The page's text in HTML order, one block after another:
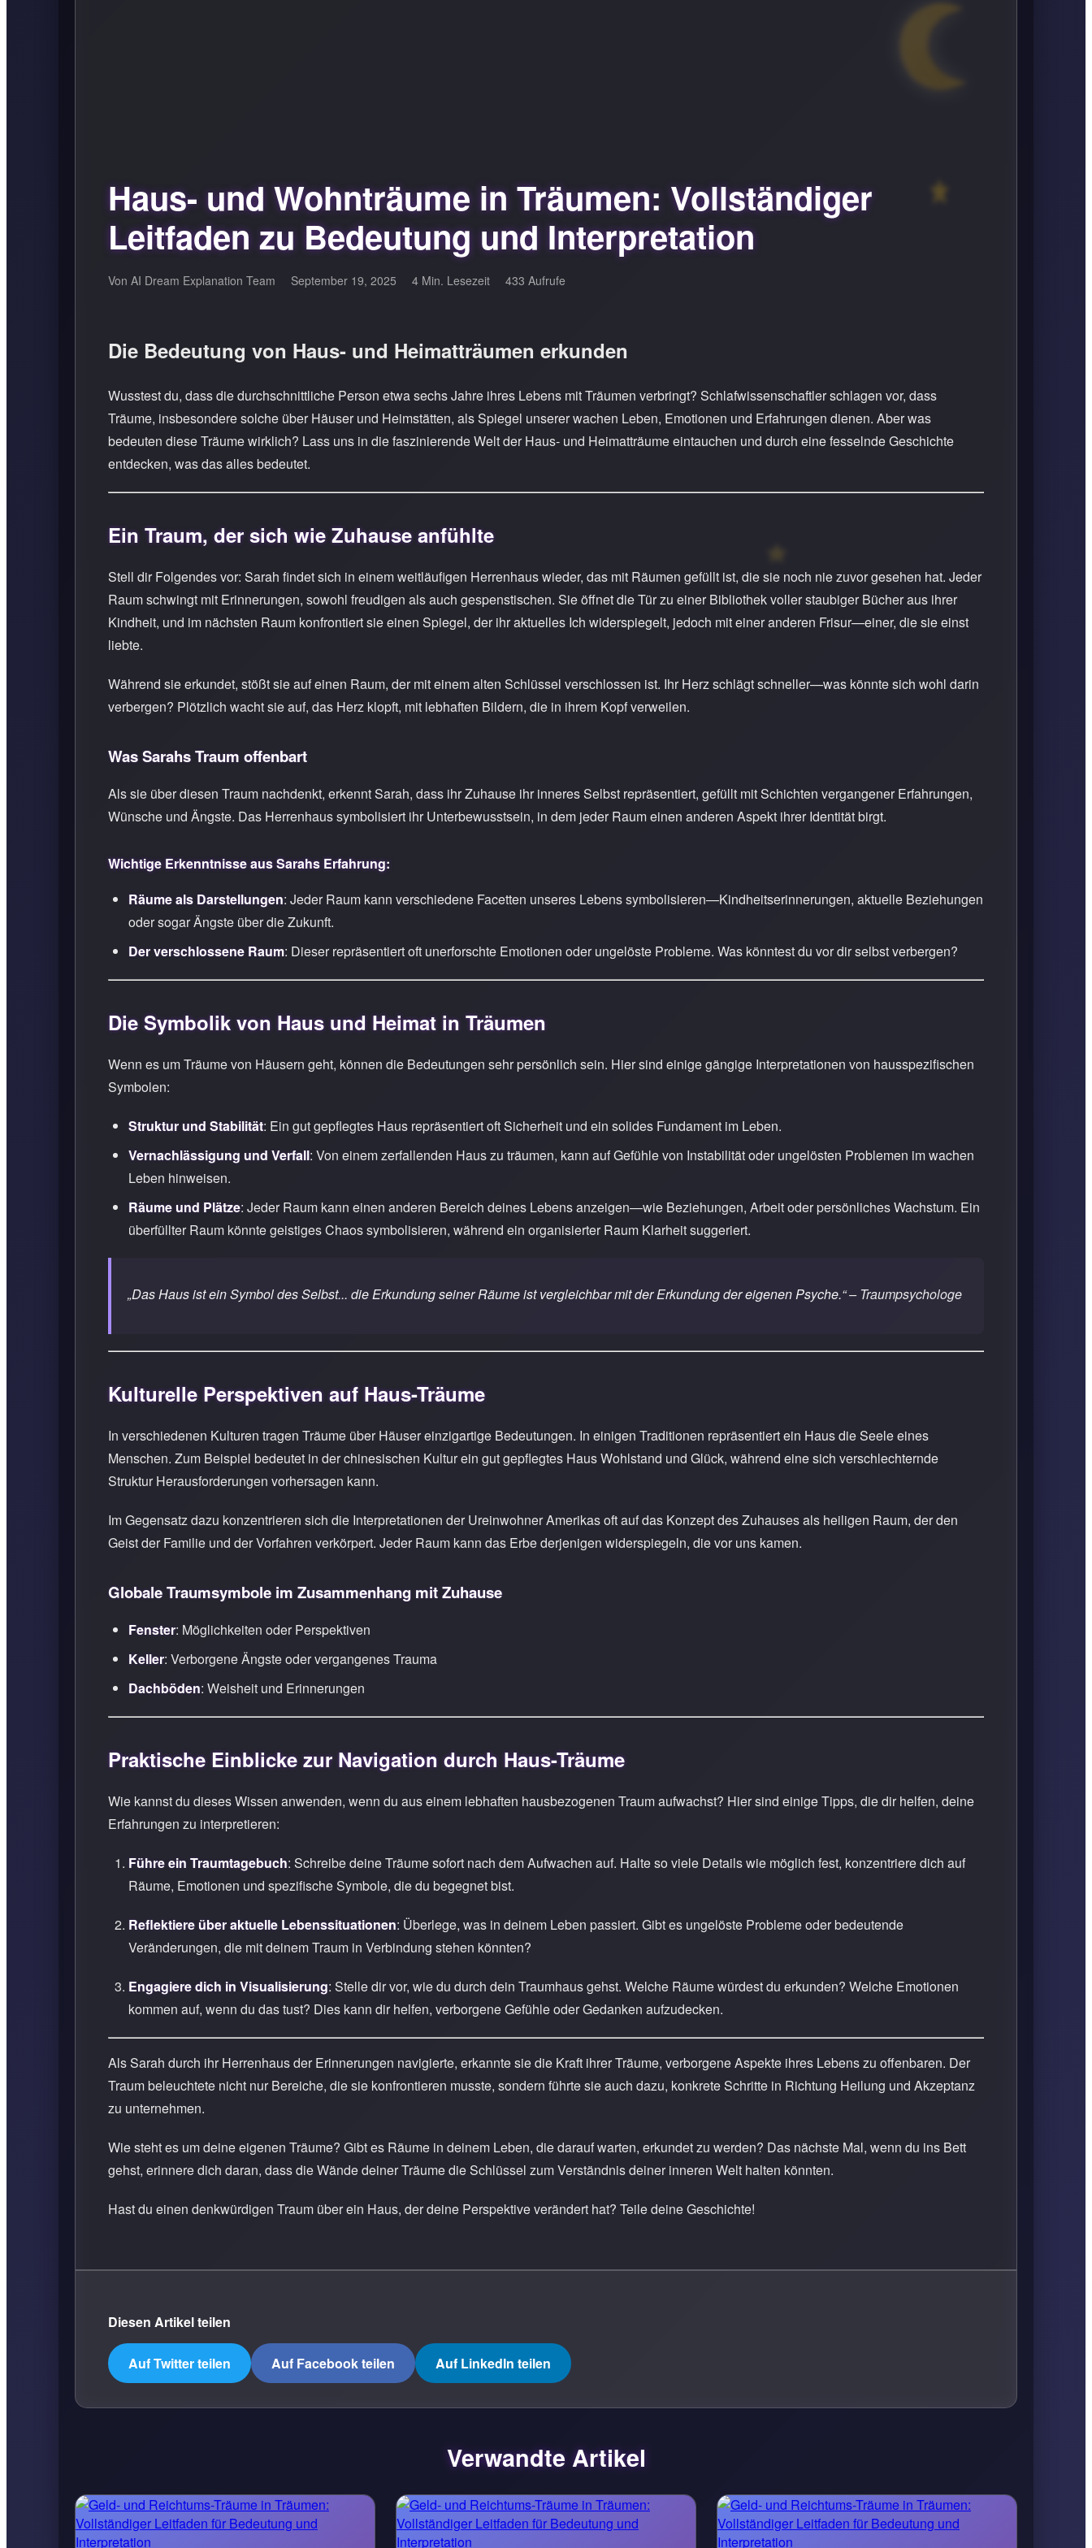
Haus- und Wohnträume in Träumen: Vollständiger
Leitfaden zu Bedeutung und Interpretation
Von AI Dream Explanation Team September 19, 2025 4 Min. Lesezeit 433 Aufrufe
Die Bedeutung von Haus- und Heimatträumen erkunden
Wusstest du, dass die durchschnittliche Person etwa sechs Jahre ihres Lebens mit Träumen verbringt? Schlafwissenschaftler schlagen vor, dass
Träume, insbesondere solche über Häuser und Heimstätten, als Spiegel unserer wachen Leben, Emotionen und Erfahrungen dienen. Aber was
bedeuten diese Träume wirklich? Lass uns in die faszinierende Welt der Haus- und Heimatträume eintauchen und durch eine fesselnde Geschichte
entdecken, was das alles bedeutet.
Ein Traum, der sich wie Zuhause anfühlte
Stell dir Folgendes vor: Sarah findet sich in einem weitläufigen Herrenhaus wieder, das mit Räumen gefüllt ist, die sie noch nie zuvor gesehen hat. Jeder
Raum schwingt mit Erinnerungen, sowohl freudigen als auch gespenstischen. Sie öffnet die Tür zu einer Bibliothek voller staubiger Bücher aus ihrer
Kindheit, und im nächsten Raum konfrontiert sie einen Spiegel, der ihr aktuelles Ich widerspiegelt, jedoch mit einer anderen Frisur—einer, die sie einst
liebte.
Während sie erkundet, stößt sie auf einen Raum, der mit einem alten Schlüssel verschlossen ist. Ihr Herz schlägt schneller—was könnte sich wohl darin
verbergen? Plötzlich wacht sie auf, das Herz klopft, mit lebhaften Bildern, die in ihrem Kopf verweilen.
Was Sarahs Traum offenbart
Als sie über diesen Traum nachdenkt, erkennt Sarah, dass ihr Zuhause ihr inneres Selbst repräsentiert, gefüllt mit Schichten vergangener Erfahrungen,
Wünsche und Ängste. Das Herrenhaus symbolisiert ihr Unterbewusstsein, in dem jeder Raum einen anderen Aspekt ihrer Identität birgt.
Wichtige Erkenntnisse aus Sarahs Erfahrung:
Räume als Darstellungen: Jeder Raum kann verschiedene Facetten unseres Lebens symbolisieren—Kindheitserinnerungen, aktuelle Beziehungen
oder sogar Ängste über die Zukunft.
Der verschlossene Raum: Dieser repräsentiert oft unerforschte Emotionen oder ungelöste Probleme. Was könntest du vor dir selbst verbergen?
Die Symbolik von Haus und Heimat in Träumen
Wenn es um Träume von Häusern geht, können die Bedeutungen sehr persönlich sein. Hier sind einige gängige Interpretationen von hausspezifischen
Symbolen:
Struktur und Stabilität: Ein gut gepflegtes Haus repräsentiert oft Sicherheit und ein solides Fundament im Leben.
Vernachlässigung und Verfall: Von einem zerfallenden Haus zu träumen, kann auf Gefühle von Instabilität oder ungelösten Problemen im wachen
Leben hinweisen.
Räume und Plätze: Jeder Raum kann einen anderen Bereich deines Lebens anzeigen—wie Beziehungen, Arbeit oder persönliches Wachstum. Ein
überfüllter Raum könnte geistiges Chaos symbolisieren, während ein organisierter Raum Klarheit suggeriert.
„Das Haus ist ein Symbol des Selbst... die Erkundung seiner Räume ist vergleichbar mit der Erkundung der eigenen Psyche.“– Traumpsychologe
Kulturelle Perspektiven auf Haus-Träume
In verschiedenen Kulturen tragen Träume über Häuser einzigartige Bedeutungen. In einigen Traditionen repräsentiert ein Haus die Seele eines
Menschen. Zum Beispiel bedeutet in der chinesischen Kultur ein gut gepflegtes Haus Wohlstand und Glück, während eine sich verschlechternde
Struktur Herausforderungen vorhersagen kann.
Im Gegensatz dazu konzentrieren sich die Interpretationen der Ureinwohner Amerikas oft auf das Konzept des Zuhauses als heiligen Raum, der den
Geist der Familie und der Vorfahren verkörpert. Jeder Raum kann das Erbe derjenigen widerspiegeln, die vor uns kamen.
Globale Traumsymbole im Zusammenhang mit Zuhause
Fenster: Möglichkeiten oder Perspektiven
Keller: Verborgene Ängste oder vergangenes Trauma
Dachböden: Weisheit und Erinnerungen
Praktische Einblicke zur Navigation durch Haus-Träume
Wie kannst du dieses Wissen anwenden, wenn du aus einem lebhaften hausbezogenen Traum aufwachst? Hier sind einige Tipps, die dir helfen, deine
Erfahrungen zu interpretieren:
Führe ein Traumtagebuch: Schreibe deine Träume sofort nach dem Aufwachen auf. Halte so viele Details wie möglich fest, konzentriere dich auf
Räume, Emotionen und spezifische Symbole, die du begegnet bist.
Reflektiere über aktuelle Lebenssituationen: Überlege, was in deinem Leben passiert. Gibt es ungelöste Probleme oder bedeutende
Veränderungen, die mit deinem Traum in Verbindung stehen könnten?
Engagiere dich in Visualisierung: Stelle dir vor, wie du durch dein Traumhaus gehst. Welche Räume würdest du erkunden? Welche Emotionen
kommen auf, wenn du das tust? Dies kann dir helfen, verborgene Gefühle oder Gedanken aufzudecken.
Als Sarah durch ihr Herrenhaus der Erinnerungen navigierte, erkannte sie die Kraft ihrer Träume, verborgene Aspekte ihres Lebens zu offenbaren. Der
Traum beleuchtete nicht nur Bereiche, die sie konfrontieren musste, sondern führte sie auch dazu, konkrete Schritte in Richtung Heilung und Akzeptanz
zu unternehmen.
Wie steht es um deine eigenen Träume? Gibt es Räume in deinem Leben, die darauf warten, erkundet zu werden? Das nächste Mal, wenn du ins Bett
gehst, erinnere dich daran, dass die Wände deiner Träume die Schlüssel zum Verständnis deiner inneren Welt halten könnten.
Hast du einen denkwürdigen Traum über ein Haus, der deine Perspektive verändert hat? Teile deine Geschichte!
Diesen Artikel teilen
Auf Twitter teilen Auf Facebook teilen Auf LinkedIn teilen
Verwandte Artikel